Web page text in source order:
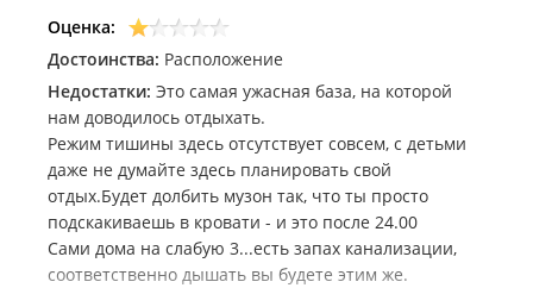
Оценка:
Достоинства: Расположение
Недостатки: Это самая ужасная база, на которой
нам доводилось отдыхать.
Режим тишины здесь отсутствует совсем, с детьми
даже не думайте здесь планировать свой
отдых.Будет долбить музон так, что ты просто
подскакиваешь в кровати - и это после 24.00
Сами дома на слабую 3...есть запах канализации,
соответственно дышать вы будете этим же.